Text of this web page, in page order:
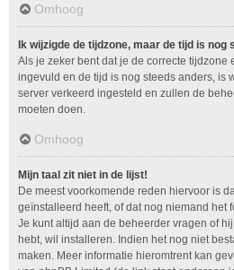
Omhoog
Ik wijzigde de tijdzone, maar de tijd is
Als je zeker bent dat je de correcte tijdzone
ingevuld en de tijd is nog steeds anders, is
server verkeerd ingesteld en zullen de
moeten doen.
Omhoog
Mijn taal zit niet in de lijst!
De meest voorkomende reden hiervoor is
geïnstalleerd heeft, of dat nog niemand het
Je kunt altijd aan de beheerder vragen of
hebt, wil installeren. Indien het nog niet
maken. Meer informatie hieromtrent kan